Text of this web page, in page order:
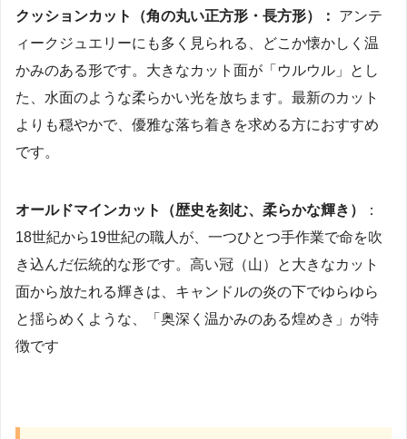
クッションカット（角の丸い正方形・長方形）：
アンテ
ィークジュエリーにも多く見られる、どこか懐かしく温
かみのある形です。大きなカット面が「ウルウル」とし
た、水面のような柔らかい光を放ちます。最新のカット
よりも穏やかで、優雅な落ち着きを求める方におすすめ
です。
オールドマインカット（歴史を刻む、柔らかな輝き）
：
18世紀から19世紀の職人が、一つひとつ手作業で命を吹
き込んだ伝統的な形です。高い冠（山）と大きなカット
面から放たれる輝きは、キャンドルの炎の下でゆらゆら
と揺らめくような、「奥深く温かみのある煌めき」が特
徴です